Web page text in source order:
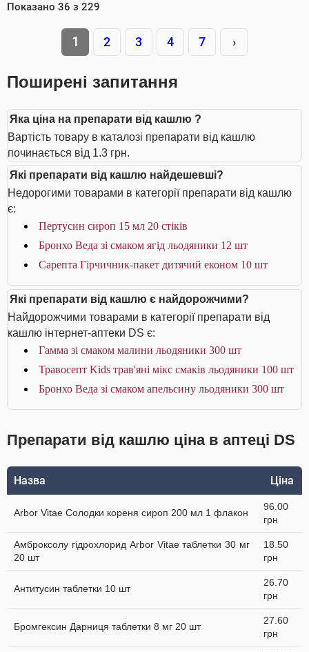
Показано 36 з 229
1 2 3 4 7 ›
Поширені запитання
Яка ціна на препарати від кашлю ?
Вартість товару в каталозі препарати від кашлю
починається від 1.3 грн.
Які препарати від кашлю найдешевші?
Недорогими товарами в категорії препарати від кашлю
є:
Пертусин сироп 15 мл 20 стіків
Бронхо Веда зі смаком ягід льодяники 12 шт
Сарепта Гірчичник-пакет дитячий економ 10 шт
Які препарати від кашлю є найдорожчими?
Найдорожчими товарами в категорії препарати від
кашлю інтернет-аптеки DS є:
Гамма зі смаком малини льодяники 300 шт
Травосепт Kids трав'яні мікс смаків льодяники 100 шт
Бронхо Веда зі смаком апельсину льодяники 300 шт
Препарати від кашлю ціна в аптеці DS
Назва Ціна
Arbor Vitae Солодки кореня сироп 200 мл 1 флакон
96.00
грн
Амброксолу гідрохлорид Arbor Vitae таблетки 30 мг
20 шт
18.50
грн
Антитусин таблетки 10 шт
26.70
грн
Бромгексин Дарниця таблетки 8 мг 20 шт
27.60
грн